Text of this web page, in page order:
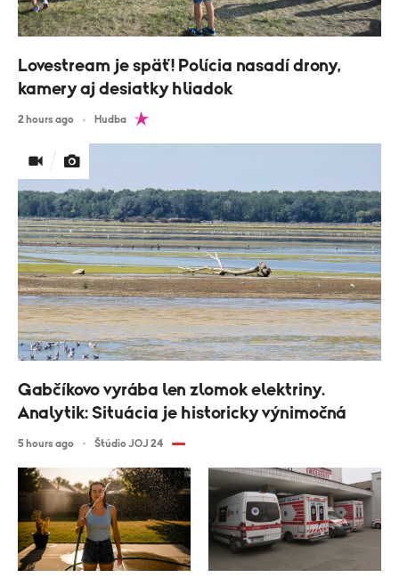
Lovestream je späť! Polícia nasadí drony,
kamery aj desiatky hliadok
2 hours ago Hudba
Gabčíkovo vyrába len zlomok elektriny.
Analytik: Situácia je historicky výnimočná
5 hours ago Štúdio JOJ 24